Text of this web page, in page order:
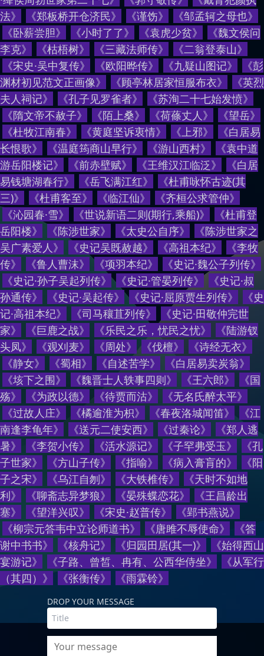
法》 《郑板桥开仓济民》 《谨饬》 《邹孟轲之母也》
《卧薪尝胆》 《小时了了》 《袁虎少贫》 《魏文侯问
李克》 《枯梧树》 《三藏法师传》 《二翁登泰山》
《宋史·吴中复传》 《欧阳晔传》 《九疑山图记》 《彭
渊材初见范文正画像》 《顾亭林居家恒服布衣》 《英烈
夫人祠记》 《孔子见罗雀者》 《苏洵二十七始发愤》
《隋文帝不赦子》 《陌上桑》 《荷蓧丈人》 《望岳》
《杜牧江南春》 《黄庭坚诉衷情》 《上邪》 《白居易
长恨歌》 《温庭筠商山早行》 《游山西村》 《袁中道
游岳阳楼记》 《前赤壁赋》 《王维汉江临泛》 《白居
易钱塘湖春行》 《岳飞满江红》 《杜甫咏怀古迹(其
三)》 《杜甫客至》 《临江仙》 《齐桓公求管仲》
《沁园春·雪》 《世说新语二则(期行,乘船)》 《杜甫登
岳阳楼》 《陈涉世家》 《太史公自序》 《陈涉世家之
吴广素爱人》 《史记吴既赦越》 《高祖本纪》 《李牧
传》 《鲁人曹沫》 《项羽本纪》 《史记·魏公子列传》
《史记·孙子吴起列传》 《史记·管晏列传》 《史记·叔
孙通传》 《史记·吴起传》 《史记·屈原贾生列传》 《史
记·高祖本纪》 《司马穰苴列传》 《史记·田敬仲完世
家》 《巨鹿之战》 《乐民之乐，忧民之忧》 《陆游钗
头凤》 《观刈麦》 《周处》 《伐檀》 《诗经无衣》
《静女》 《蜀相》 《自述苦学》 《白居易卖炭翁》
《垓下之围》 《魏晋士人轶事四则》 《王六郎》 《国
殇》 《为政以德》 《待贾而沽》 《无名氏醉太平》
《过故人庄》 《橘逾淮为枳》 《春夜洛城闻笛》 《江
南逢李龟年》 《送元二使安西》 《过秦论》 《郑人逃
暑》 《李贺小传》 《活水源记》 《子罕弗受玉》 《孔
子世家》 《方山子传》 《指喻》 《病入膏肓的》 《阳
子之宋》 《乌江自刎》 《大铁椎传》 《天时不如地
利》 《聊斋志异梦狼》 《晏殊蝶恋花》 《王昌龄出
塞》 《望洋兴叹》 《宋史·赵普传》 《郢书燕说》
《柳宗元答韦中立论师道书》 《唐雎不辱使命》 《答
谢中书书》 《核舟记》 《归园田居(其一)》 《始得西山
宴游记》 《子路、曾皙、冉有、公西华侍坐》 《从军行
（其四） 》 《张衡传》 《雨霖铃》
DROP YOUR MESSAGE
Your message